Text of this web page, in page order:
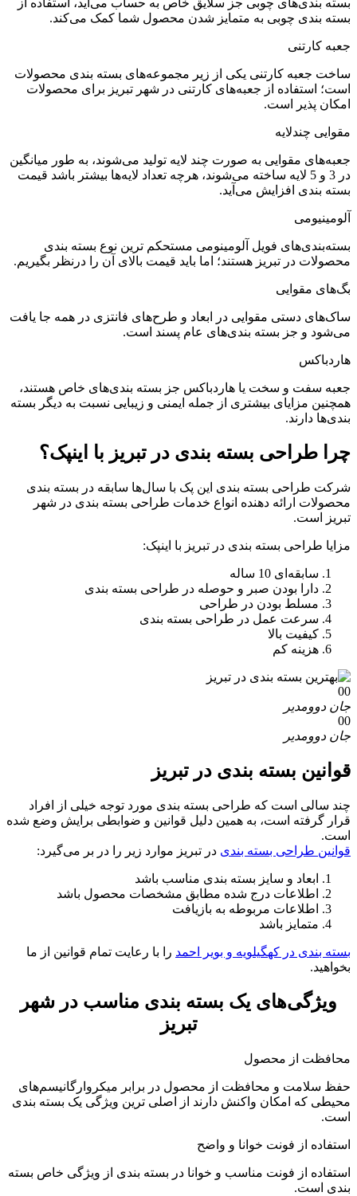
بسته بندی‌های چوبی جز سلایق خاص به حساب می‌آید، استفاده از
بسته بندی چوبی به متمایز شدن محصول شما کمک می‌کند.
جعبه کارتنی
ساخت جعبه کارتنی یکی از زیر مجموعه‌های بسته بندی محصولات
است؛ استفاده از جعبه‌های کارتنی در شهر تبریز برای محصولات
امکان پذیر است.
مقوایی چندلایه
جعبه‌های مقوایی به صورت چند لایه تولید می‌شوند، به طور میانگین
در 3 و 5 لایه ساخته می‌شوند، هرچه تعداد لایه‌ها بیشتر باشد قیمت
بسته بندی افزایش می‌آید.
آلومینیومی
بسته‌بندی‌های فویل آلومینومی مستحکم ترین نوع بسته بندی
محصولات در تبریز هستند؛ اما باید قیمت بالای آن را درنظر بگیریم.
بگ‌های مقوایی
ساک‌های دستی مقوایی در ابعاد و طرح‌های فانتزی در همه جا یافت
می‌شود و جز بسته بندی‌های عام پسند است.
هاردباکس
جعبه‌ سفت و سخت یا هاردباکس جز بسته بندی‌های خاص هستند،
همچنین مزایای بیشتری از جمله ایمنی و زیبایی نسبت به دیگر بسته
بندی‌ها دارند.
چرا طراحی بسته بندی در تبریز با اینپک؟
شرکت طراحی بسته بندی این پک با سال‌ها سابقه در بسته بندی
محصولات ارائه دهنده انواع خدمات طراحی بسته بندی در شهر
تبریز است.
مزایا طراحی بسته بندی در تبریز با اینپک:
سابقه‌ای 10 ساله
دارا بودن صبر و حوصله در طراحی بسته بندی
مسلط بودن در طراحی
سرعت عمل در طراحی بسته بندی
کیفیت بالا
هزینه کم
00
جان دوومدیر
00
جان دوومدیر
قوانین بسته بندی در تبریز
چند سالی است که طراحی بسته بندی مورد توجه خیلی از افراد
قرار گرفته است، به همین دلیل قوانین و ضوابطی برایش وضع شده
است.
قوانین طراحی بسته بندی در تبریز موارد زیر را در بر می‌گیرد:
ابعاد و سایز بسته بندی مناسب باشد
اطلاعات درج شده مطابق مشخصات محصول باشد
اطلاعات مربوطه به بازیافت
متمایز باشد
بسته بندی در کهگیلویه و بویر احمد را با رعایت تمام قوانین از ما
بخواهید.
ویژگی‌های یک بسته بندی مناسب در شهر
تبریز
محافظت از محصول
حفظ سلامت و محافظت از محصول در برابر میکروارگانیسم‌های
محیطی که امکان واکنش دارند از اصلی ترین ویژگی یک بسته بندی
است.
استفاده از فونت خوانا و واضح
استفاده از فونت مناسب و خوانا در بسته بندی از ویژگی‌ خاص بسته
بندی است.